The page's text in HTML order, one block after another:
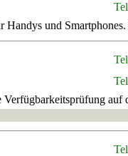
und
auf